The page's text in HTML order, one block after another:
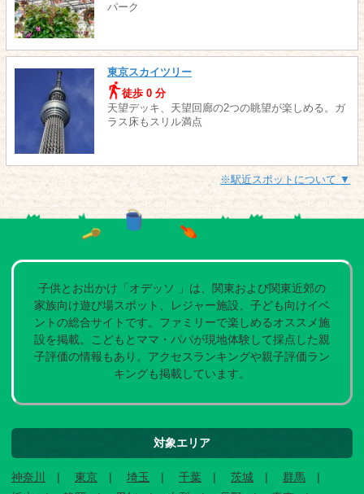
パーク
東京スカイツリー
徒歩 0 分
天望デッキ、天望回廊の2つの眺望が楽しめる。ガ
ラス床もスリル満点
※駅近スポットについて ▼
子供とお出かけ「オデッソ 」は、関東および関東近郊の
家族向け遊び場スポット、レジャー施設、子ども向けイベ
ントの総合サイトです。ファミリーで楽しめるオススメ施
設を掲載。こどもとママ・パパが現地体験して採点した親
子評価の情報もあり。アクセスランキングや親子評価ラン
キングも掲載しています。
対象エリア
神奈川 東京 埼玉 千葉 茨城
群馬